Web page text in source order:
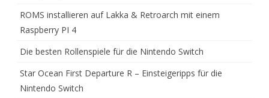
ROMS installieren auf Lakka & Retroarch mit einem
Raspberry PI 4
Die besten Rollenspiele für die Nintendo Switch
Star Ocean First Departure R – Einsteigeripps für die
Nintendo Switch